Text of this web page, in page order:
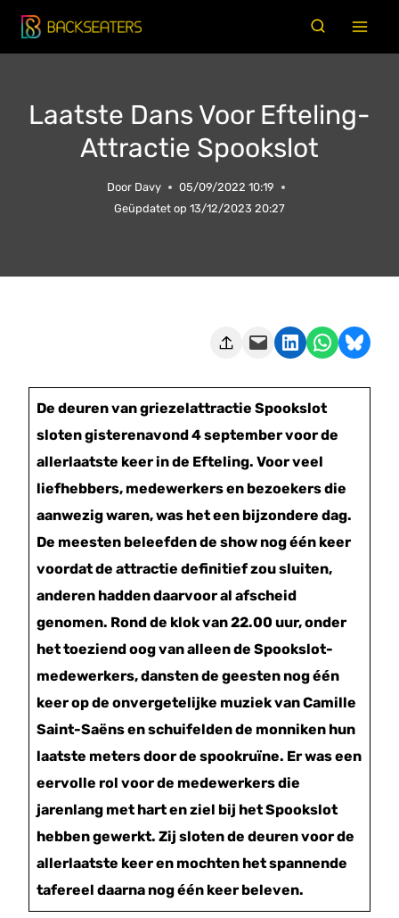
Doorgaan
naar
Laatste Dans Voor Efteling-
Attractie Spookslot
Door Davy
05/09/2022 10:19
Geüpdatet op 13/12/2023 20:27
Deze pagina e-mailen Delen op LinkedIn Delen via WhatsApp Share on Bluesky
De deuren van griezelattractie Spookslot
sloten gisterenavond 4 september voor de
allerlaatste keer in de Efteling. Voor veel
liefhebbers, medewerkers en bezoekers die
aanwezig waren, was het een bijzondere dag.
De meesten beleefden de show nog één keer
voordat de attractie definitief zou sluiten,
anderen hadden daarvoor al afscheid
genomen. Rond de klok van 22.00 uur, onder
het toeziend oog van alleen de Spookslot-
medewerkers, dansten de geesten nog één
keer op de onvergetelijke muziek van Camille
Saint-Saëns en schuifelden de monniken hun
laatste meters door de spookruïne. Er was een
eervolle rol voor de medewerkers die
jarenlang met hart en ziel bij het Spookslot
hebben gewerkt. Zij sloten de deuren voor de
allerlaatste keer en mochten het spannende
tafereel daarna nog één keer beleven.